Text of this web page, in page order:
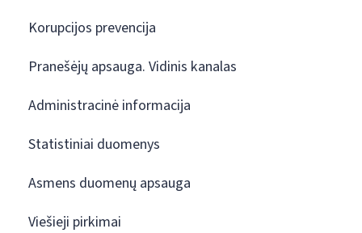
Korupcijos prevencija
Pranešėjų apsauga. Vidinis kanalas
Administracinė informacija
Statistiniai duomenys
Asmens duomenų apsauga
Viešieji pirkimai